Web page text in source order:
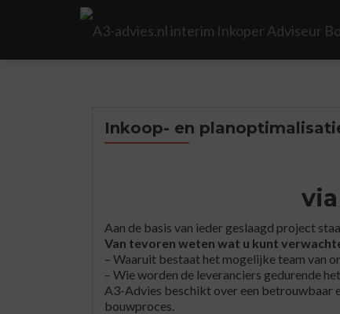
Inkoop- en
Aan de basis van ieder geslaagd project
Van tevoren weten wat u kunt
– Waaruit bestaat het mogelijke team van
– Wie worden de leveranciers gedurende
A3-Advies beschikt over een betrouwbaar
bouwproces.